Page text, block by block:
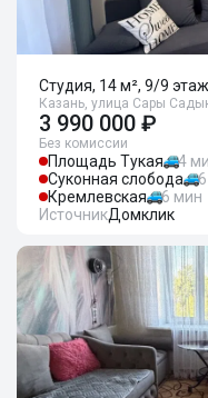
Студия, 14 м², 9/9 этаж
Казань, улица Сары
3 990 000 ₽
Без комиссии
Площадь Тукая
4
Суконная слобода
Кремлевская
6 мин
ИсточникДомклик